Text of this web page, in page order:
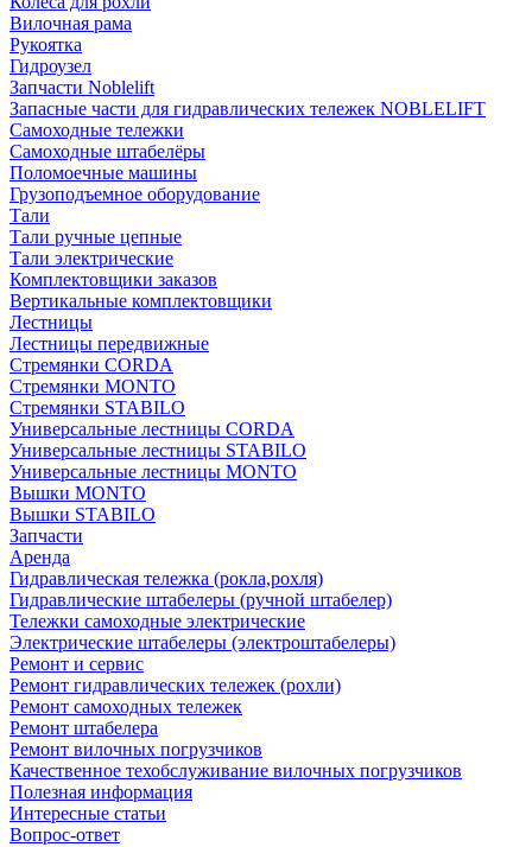
Вилочная рама
Рукоятка
Гидроузел
Запчасти Noblelift
Запасные части для гидравлических тележек NOBLELIFT
Самоходные тележки
Самоходные штабелёры
Поломоечные машины
Грузоподъемное оборудование
Тали
Тали ручные цепные
Тали электрические
Комплектовщики заказов
Вертикальные комплектовщики
Лестницы
Лестницы передвижные
Стремянки CORDA
Стремянки MONTO
Стремянки STABILO
Универсальные лестницы CORDA
Универсальные лестницы STABILO
Универсальные лестницы MONTO
Вышки MONTO
Вышки STABILO
Запчасти
Аренда
Гидравлическая тележка (рокла,рохля)
Гидравлические штабелеры (ручной штабелер)
Тележки самоходные электрические
Электрические штабелеры (электроштабелеры)
Ремонт и сервис
Ремонт гидравлических тележек (рохли)
Ремонт самоходных тележек
Ремонт штабелера
Ремонт вилочных погрузчиков
Качественное техобслуживание вилочных погрузчиков
Полезная информация
Интересные статьи
Вопрос-ответ